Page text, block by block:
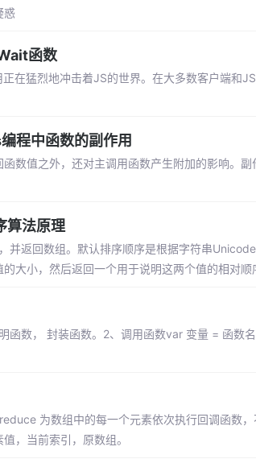
惑
函数
在猛烈地冲击着JS的世界。在大多数客户端和
程中函数的副作用
数值之外，还对主调用函数产生附加的影响。副
算法原理
并返回数组。默认排序顺序是根据字符串
大小，然后返回一个用于说明这两个值的相对顺
函数， 封装函数。2、调用函数var 变量 = 函数
为数组中的每一个元素依次执行回调函数
，当前索引，原数组。